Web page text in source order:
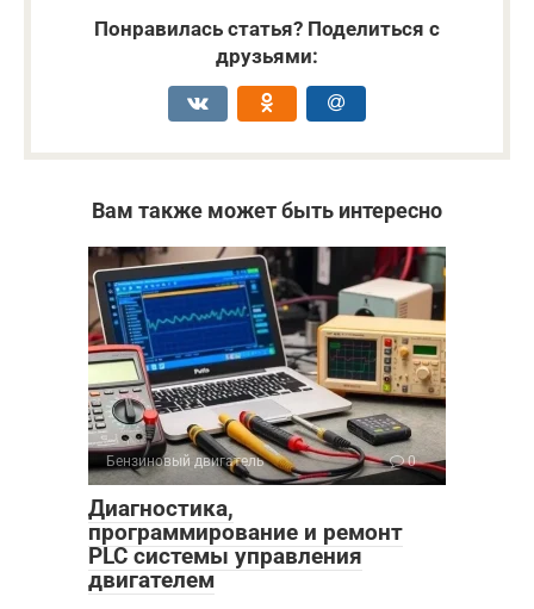
Понравилась статья? Поделиться с
друзьями:
Вам также может быть интересно
Бензиновый двигатель 0
Диагностика,
программирование и ремонт
PLC системы управления
двигателем